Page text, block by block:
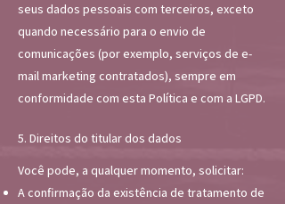
seus dados pessoais com terceiros, exceto
quando necessário para o envio de
comunicações (por exemplo, serviços de e-
mail marketing contratados), sempre em
conformidade com esta Política e com a LGPD.
5. Direitos do titular dos dados
Você pode, a qualquer momento, solicitar:
A confirmação da existência de tratamento de